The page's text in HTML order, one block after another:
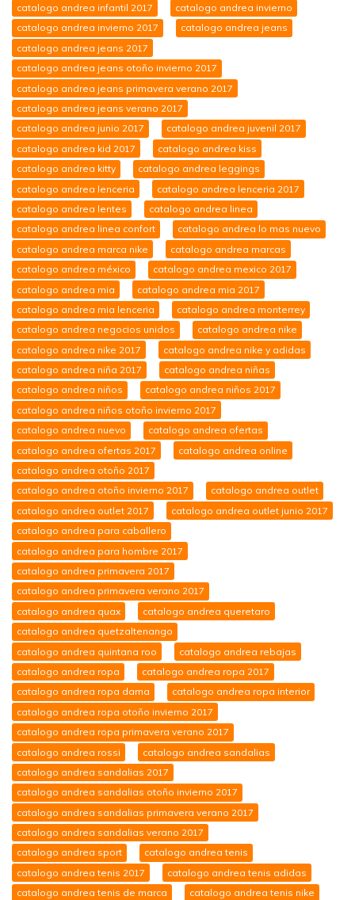
catalogo andrea infantil 2017
catalogo andrea invierno
catalogo andrea invierno 2017
catalogo andrea jeans
catalogo andrea jeans 2017
catalogo andrea jeans otoño invierno 2017
catalogo andrea jeans primavera verano 2017
catalogo andrea jeans verano 2017
catalogo andrea junio 2017
catalogo andrea juvenil 2017
catalogo andrea kid 2017
catalogo andrea kiss
catalogo andrea kitty
catalogo andrea leggings
catalogo andrea lenceria
catalogo andrea lenceria 2017
catalogo andrea lentes
catalogo andrea linea
catalogo andrea linea confort
catalogo andrea lo mas nuevo
catalogo andrea marca nike
catalogo andrea marcas
catalogo andrea méxico
catalogo andrea mexico 2017
catalogo andrea mia
catalogo andrea mia 2017
catalogo andrea mia lenceria
catalogo andrea monterrey
catalogo andrea negocios unidos
catalogo andrea nike
catalogo andrea nike 2017
catalogo andrea nike y adidas
catalogo andrea niña 2017
catalogo andrea niñas
catalogo andrea niños
catalogo andrea niños 2017
catalogo andrea niños otoño invierno 2017
catalogo andrea nuevo
catalogo andrea ofertas
catalogo andrea ofertas 2017
catalogo andrea online
catalogo andrea otoño 2017
catalogo andrea otoño invierno 2017
catalogo andrea outlet
catalogo andrea outlet 2017
catalogo andrea outlet junio 2017
catalogo andrea para caballero
catalogo andrea para hombre 2017
catalogo andrea primavera 2017
catalogo andrea primavera verano 2017
catalogo andrea quax
catalogo andrea queretaro
catalogo andrea quetzaltenango
catalogo andrea quintana roo
catalogo andrea rebajas
catalogo andrea ropa
catalogo andrea ropa 2017
catalogo andrea ropa dama
catalogo andrea ropa interior
catalogo andrea ropa otoño invierno 2017
catalogo andrea ropa primavera verano 2017
catalogo andrea rossi
catalogo andrea sandalias
catalogo andrea sandalias 2017
catalogo andrea sandalias otoño invierno 2017
catalogo andrea sandalias primavera verano 2017
catalogo andrea sandalias verano 2017
catalogo andrea sport
catalogo andrea tenis
catalogo andrea tenis 2017
catalogo andrea tenis adidas
catalogo andrea tenis de marca
catalogo andrea tenis nike